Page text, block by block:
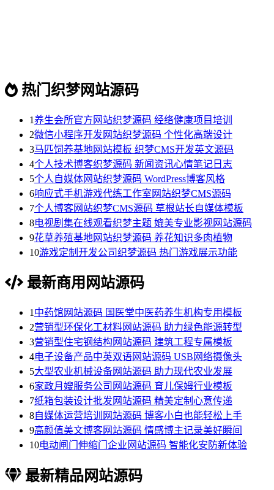
热门织梦网站源码
1养生会所官方网站织梦源码 经络健康项目培训
2微信小程序开发网站织梦源码 个性化高端设计
3马匹饲养基地网站模板 织梦CMS开发英文源码
4个人技术博客织梦源码 新闻资讯心情笔记日志
5个人自媒体网站织梦源码 WordPress博客风格
6响应式手机游戏代练工作室网站织梦CMS源码
7个人博客网站织梦CMS源码 草根站长自媒体模板
8电视剧集在线观看织梦主题 媲美专业影视网站源码
9花草养殖基地网站织梦源码 养花知识多肉植物
10游戏定制开发公司织梦源码 热门游戏展示功能
最新商用网站源码
1 中药馆网站源码 国医堂中医药养生机构专用模板
2营销型环保化工材料网站源码 助力绿色能源转型
3营销型住宅钢结构网站源码 建筑工程专属模板
4电子设备产品中英双语网站源码 USB网络摄像头
5大型农业机械设备网站源码 助力现代农业发展
6家政月嫂服务公司网站源码 育儿保姆行业模板
7纸箱包装设计批发网站源码 精美定制心意传递
8自媒体运营培训网站源码 博客小白也能轻松上手
9高颜值美文博客网站源码 情感博主记录美好瞬间
10电动闸门伸缩门企业网站源码 智能化安防新体验
最新精品网站源码